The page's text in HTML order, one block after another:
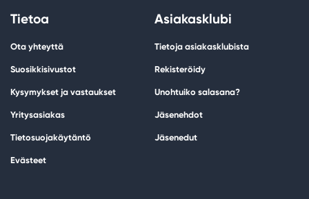
Tietoa
Ota yhteyttä
Suosikkisivustot
Kysymykset ja vastaukset
Yritysasiakas
Tietosuojakäytäntö
Evästeet
Asiakasklubi
Tietoja asiakasklubista
Rekisteröidy
Unohtuiko salasana?
Jäsenehdot
Jäsenedut